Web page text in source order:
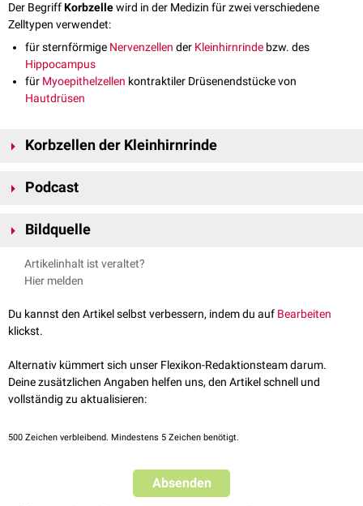
Der BegriffKorbzellewird in der Medizin für zwei verschiedene
Zelltypen verwendet:
für sternförmige Nervenzellen der Kleinhirnrinde bzw. des
Hippocampus
für Myoepithelzellen kontraktiler Drüsenendstücke von
Hautdrüsen
Korbzellen der Kleinhirnrinde
cerebelli. Mit ihren reich verzweigten Fortsätzen greifen sie
Interneurone
. Sie leiten Impulse, die über ihre
Parallelfasern der
Purkinje-Zellen weiter. Über
GABA
Synapsen
inhibitorisch
Podcast
FlexTalk - Die Nervenzelle
Bildquelle
Bildquelle Podcast: © canacrtrk /
Artikelinhalt ist veraltet?
Hier melden
Du kannst den Artikel selbst verbessern, indem du auf Bearbeiten
klickst.
Alternativ kümmert sich unser Flexikon-Redaktionsteam darum.
Deine zusätzlichen Angaben helfen uns, den Artikel schnell und
vollständig zu aktualisieren:
500 Zeichen verbleibend. Mindestens 5 Zeichen benötigt.
Absenden